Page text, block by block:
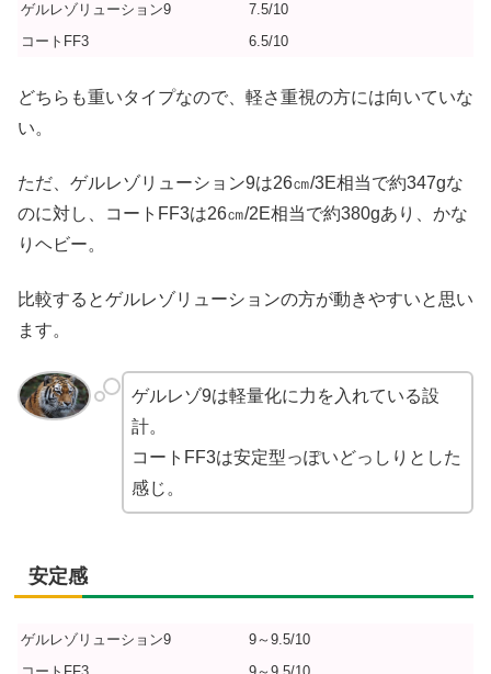
ゲルレゾリューション9
7.5/10
コートFF3
6.5/10
どちらも重いタイプなので、軽さ重視の方には向いていな
い。
ただ、ゲルレゾリューション9は26㎝/3E相当で約347gな
のに対し、コートFF3は26㎝/2E相当で約380gあり、かな
りヘビー。
比較するとゲルレゾリューションの方が動きやすいと思い
ます。
ゲルレゾ9は軽量化に力を入れている設
計。
コートFF3は安定型っぽいどっしりとした
感じ。
安定感
ゲルレゾリューション9
9～9.5/10